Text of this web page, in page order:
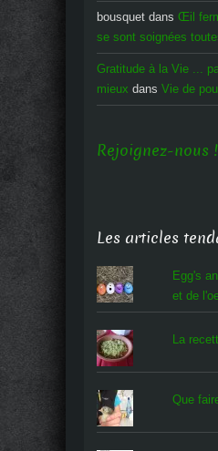
bousquet dans Œil
se sont soignées
Gratitude à la Vie ...
mieux dans Vie de
Rejoignez-nous
Les articles
Egg's
et de
La
Que